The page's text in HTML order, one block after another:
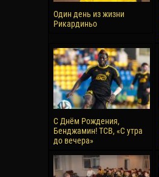
Один день из жизни
Рикардиньо
С Днём Рождения,
Бенджамин! ТСВ, «С утра
до вечера»